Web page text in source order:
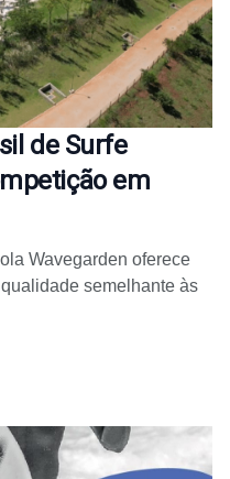
de Surfe
em
Wavegarden oferece
semelhante às